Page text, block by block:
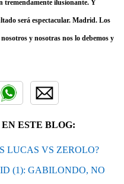
tremendamente ilusionante. Y
será espectacular. Madrid. Los
y nosotras nos lo debemos y
ESTE BLOG:
LUCAS VS ZEROLO?
(1): GABILONDO, NO